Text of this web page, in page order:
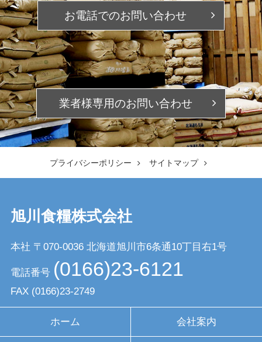
お電話でのお問い合わせ
業者様専用のお問い合わせ
プライバシーポリシー サイトマップ
旭川食糧株式会社
本社 〒070-0036 北海道旭川市6条通10丁目右1号
電話番号 (0166)23-6121
FAX (0166)23-2749
ホーム 会社案内